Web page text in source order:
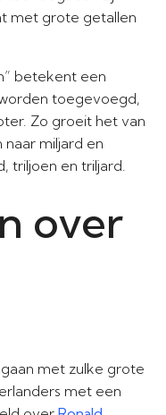
met grote getallen
betekent een
toegevoegd,
Zo groeit het van
naar miljard en
triljoen en triljard.
over
met zulke grote
met een